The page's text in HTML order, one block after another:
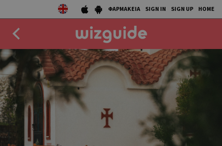
ΦΑΡΜΑΚΕΙΑ SIGN IN SIGN UP HOME
EAT
DRINK
50 BEST
AGENDA